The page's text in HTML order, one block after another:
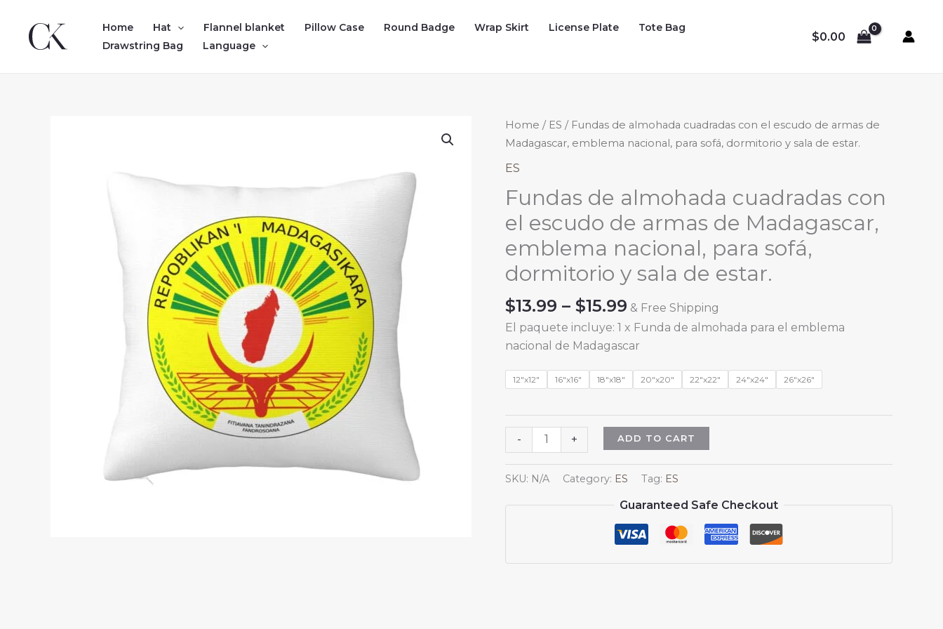
content
Home Hat Flannel blanket Pillow Case Round Badge Wrap Skirt License Plate
Tote Bag
Drawstring Bag
Language
$0.00
Home / ES / Fundas de almohada cuadradas con el escudo de armas de
Madagascar, emblema nacional, para sofá, dormitorio y sala de estar.
ES
Fundas de almohada cuadradas con
el escudo de armas de Madagascar,
emblema nacional, para sofá,
dormitorio y sala de estar.
$13.99 – $15.99 Price
range:
$13.99
$15.99
& Free Shipping
El paquete incluye: 1 x Funda de almohada para el emblema
nacional de Madagascar
12"x12" 16"x16" 18"x18" 20"x20" 22"x22" 24"x24" 26"x26"
-
Fundas
de
almohada
con
de
+ ADD TO CART
SKU: N/A Category: ES Tag: ES
Guaranteed Safe Checkout